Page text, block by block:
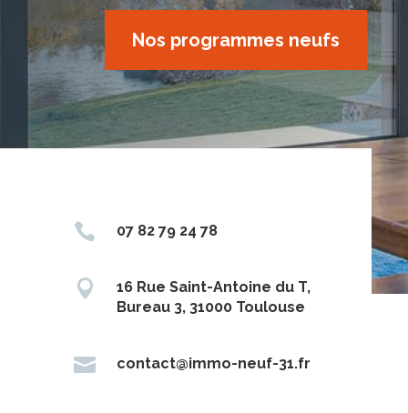
Nos programmes neufs
 07 82 79 24 78

16 Rue Saint-Antoine du T,
Bureau 3, 31000 Toulouse
 contact@immo-neuf-31.fr